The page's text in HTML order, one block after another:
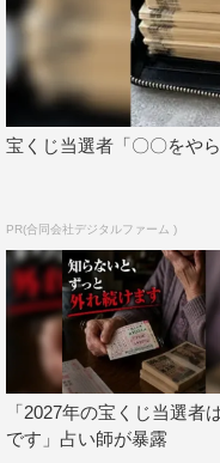
豪華版ブルーレイに
グ映像や舞台あいさつ
いる。
「ブルーハーツが聴こ
ブルーレイ【特典DVD
価格：￥5,800＋税
収録時間：本編159分
＜特典映像＞
予告篇
メイキング映像
宝くじ当選者「〇〇をや
PR(合同会社デジタルファーム )
「2027年の宝くじ当選者
です」占い師が暴露